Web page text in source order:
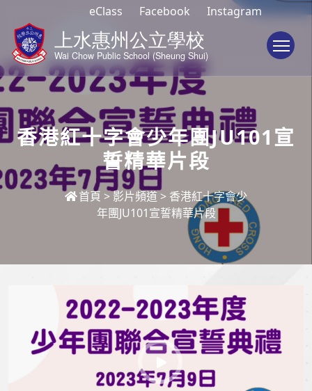
eClass Facebook Instagram
香港紅十字會少年團JU101宣
誓精華片段
首頁 >影片頻道 > 香港紅十字會少
年團JU101宣誓精華片段